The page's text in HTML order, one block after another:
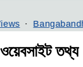
ওয়েবসাইট তথ্য